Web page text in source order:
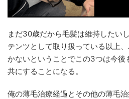
まだ30歳だから毛髪は維持したい
テンツとして取り扱っている以上
かないということでこの3つは今後
共にすることになる。
俺の薄毛治療経過とその他の薄毛